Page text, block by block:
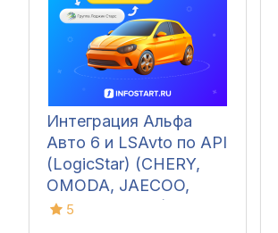
Интеграция Альфа
Авто 6 и LSAvto по API
(LogicStar) (CHERY,
OMODA, JAECOO,
EXEED, TENET)
5